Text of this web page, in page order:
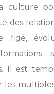
culture
des
figé,
Il est
les